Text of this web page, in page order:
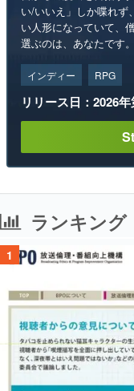
い/いいえ」しか喋れず
い人形になっていて、
選ぶのは、あなたです。
インディー RPG
リリース日：2026
ランキング
1